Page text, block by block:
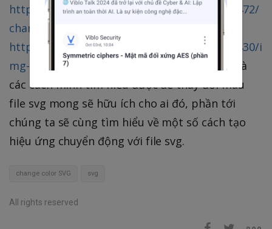
https://stackoverflow.com/questions/22252472/
change-svg-color
https://stackoverflow.com/questions/24933430/i
mg-src-svg-changing-the-fill-color
Trên đây là
các cách mình tìm hiểu được để thay đổi màu
file svg mong sẽ hữu ích cho ai đó, phần tới
chúng ta sẽ cùng tìm hiểu về một số cách tạo
hiệu ứng chuyển động với file svg.
change color SVG svg
All rights reserved